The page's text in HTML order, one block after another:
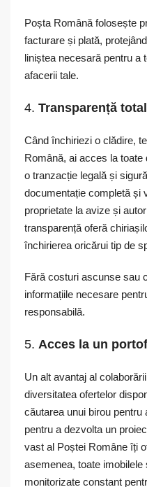
Poșta Română folosește
facturare și plată,
liniștea necesară pentru a
afacerii tale.
4. Transparență
Când închiriezi o clădire,
Română, ai acces la
o tranzacție legală și
documentație completă și
proprietate la avize și
transparență oferă
închirierea oricărui tip de
Fără costuri ascunse sau
informațiile necesare
responsabilă.
5. Acces la un
Un alt avantaj al
diversitatea ofertelor
căutarea unui birou pentru
pentru a dezvolta un
vast al Poștei Române îți
asemenea, toate
monitorizate constant